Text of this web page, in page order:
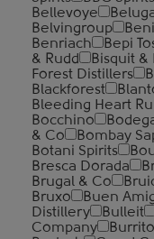
Bellevoye
Belvingroup
Benriach
Bepi
& Rudd
Bisquit
Forest Distillers
Blackforest
Bleeding Heart
Bocchino
& Co
Bombay
Botani Spirits
Bresca Dorada
Brugal & Co
Bruxo
Buen
Distillery
Bulleit
Company